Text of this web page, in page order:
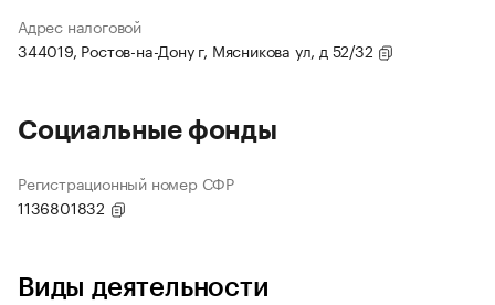
Адрес налоговой
344019, Ростов-на-Дону г, Мясникова ул, д 52/32
Социальные фонды
Регистрационный номер СФР
1136801832
Виды деятельности